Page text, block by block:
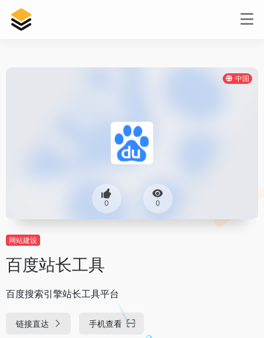
中国
0 0
网站建设
百度站长工具
百度搜索引擎站长工具平台
链接直达 手机查看